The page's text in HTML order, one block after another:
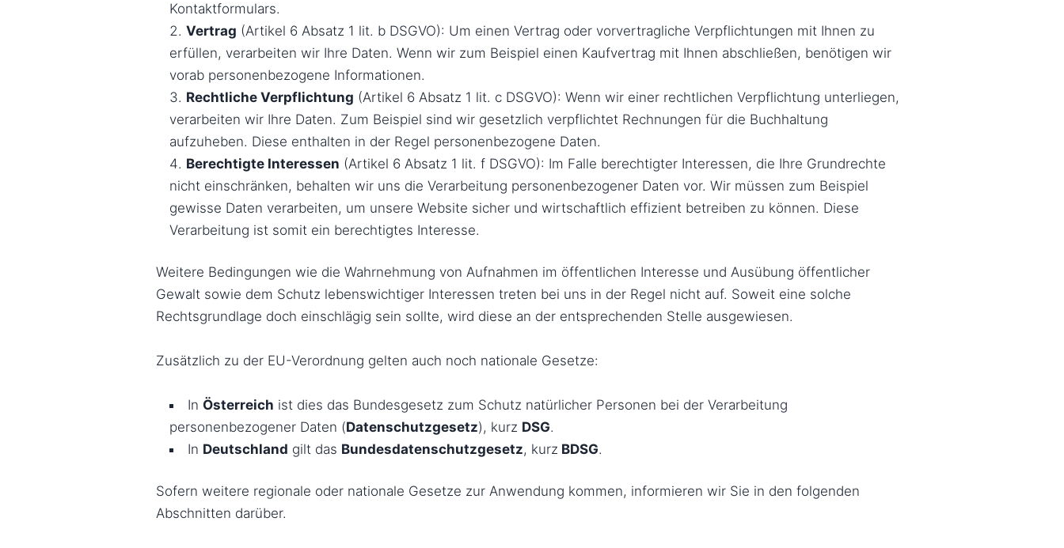
Kontaktformulars.
Vertrag (Artikel 6 Absatz 1 lit. b DSGVO): Um einen Vertrag oder vorvertragliche Verpflichtungen mit Ihnen zu
erfüllen, verarbeiten wir Ihre Daten. Wenn wir zum Beispiel einen Kaufvertrag mit Ihnen abschließen, benötigen wir
vorab personenbezogene Informationen.
Rechtliche Verpflichtung (Artikel 6 Absatz 1 lit. c DSGVO): Wenn wir einer rechtlichen Verpflichtung unterliegen,
verarbeiten wir Ihre Daten. Zum Beispiel sind wir gesetzlich verpflichtet Rechnungen für die Buchhaltung
aufzuheben. Diese enthalten in der Regel personenbezogene Daten.
Berechtigte Interessen (Artikel 6 Absatz 1 lit. f DSGVO): Im Falle berechtigter Interessen, die Ihre Grundrechte
nicht einschränken, behalten wir uns die Verarbeitung personenbezogener Daten vor. Wir müssen zum Beispiel
gewisse Daten verarbeiten, um unsere Website sicher und wirtschaftlich effizient betreiben zu können. Diese
Verarbeitung ist somit ein berechtigtes Interesse.
Weitere Bedingungen wie die Wahrnehmung von Aufnahmen im öffentlichen Interesse und Ausübung öffentlicher
Gewalt sowie dem Schutz lebenswichtiger Interessen treten bei uns in der Regel nicht auf. Soweit eine solche
Rechtsgrundlage doch einschlägig sein sollte, wird diese an der entsprechenden Stelle ausgewiesen.
Zusätzlich zu der EU-Verordnung gelten auch noch nationale Gesetze:
In Österreich ist dies das Bundesgesetz zum Schutz natürlicher Personen bei der Verarbeitung
personenbezogener Daten (Datenschutzgesetz), kurz DSG.
In Deutschland gilt das Bundesdatenschutzgesetz, kurz BDSG.
Sofern weitere regionale oder nationale Gesetze zur Anwendung kommen, informieren wir Sie in den folgenden
Abschnitten darüber.